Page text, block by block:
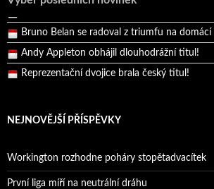
Bruno Belan prožil druhou vítěznou neděli v
Bruno Belan se radoval z triumfu na domácí
Andy Appleton obhájil dlouhodrážní titul!
Reprezentační dvojice brala český titul!
NEJNOVĚJŠÍ PŘÍSPĚVKY
Workington rozhodne poháry stopětadvacítek
První liga míří na neutrální dráhu